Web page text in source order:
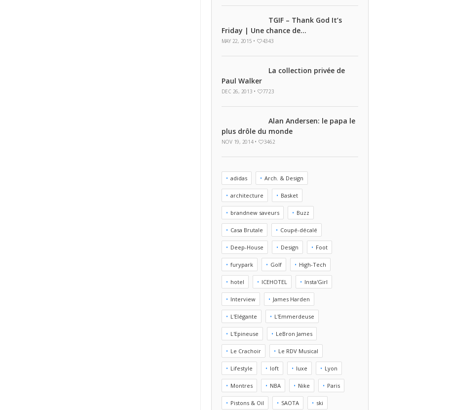
TGIF – Thank God It’s
Friday | Une chance de...
MAY 22, 2015 • 4343
La collection privée de
Paul Walker
DEC 26, 2013 • 7723
Alan Andersen: le papa le
plus drôle du monde
NOV 19, 2014 • 3462
adidas Arch. & Design
architecture Basket
brandnew saveurs Buzz
Casa Brutale Coupé-décalé
Deep-House Design Foot
furypark Golf High-Tech
hotel ICEHOTEL Insta'Girl
Interview James Harden
L'Elégante L'Emmerdeuse
L'Epineuse LeBron James
Le Crachoir Le RDV Musical
Lifestyle loft luxe Lyon
Montres NBA Nike Paris
Pistons & Oil SAOTA ski